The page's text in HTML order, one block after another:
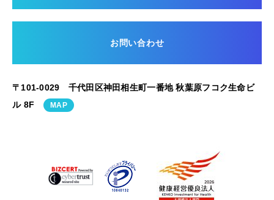
お問い合わせ
〒101-0029 千代田区神田相生町一番地 秋葉原フコク生命ビ
ル 8F
MAP